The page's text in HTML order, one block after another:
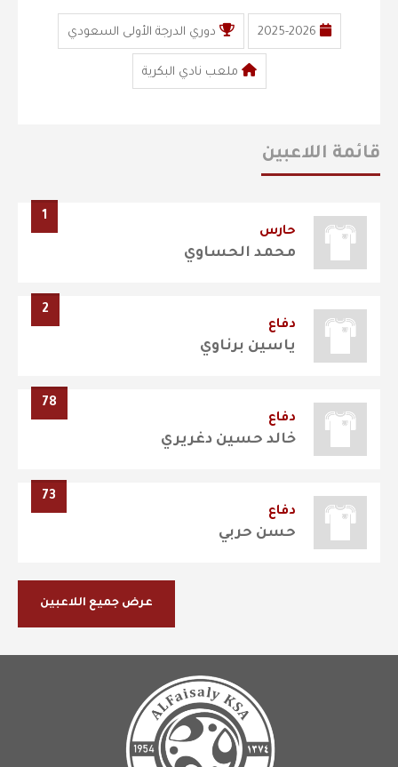
2025-2026 دوري الدرجة الأولى السعودي
ملعب نادي البكرية
قائمة اللاعبين
1
حارس
محمد الحساوي
2
دفاع
ياسين برناوي
78
دفاع
خالد حسين دغريري
73
دفاع
حسن حربي
عرض جميع اللاعبين